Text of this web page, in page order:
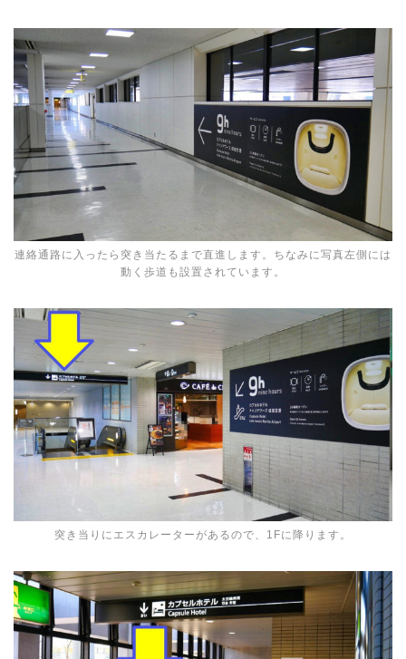
連絡通路に入ったら突き当たるまで直進します。ちなみに写真左側には
動く歩道も設置されています。
突き当りにエスカレーターがあるので、1Fに降ります。